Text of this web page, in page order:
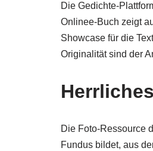
Die Gedichte-
Onlinee-Buch zeigt
Showcase für die
Originalität sind der
Die Foto-Ressource
Fundus bildet, aus